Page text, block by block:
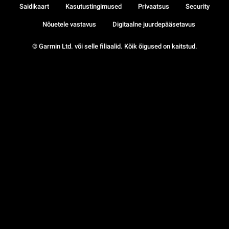
© Garmin Ltd. või selle filiaalid. Kõik õigused on kaitstud.
Saidikaart Kasutustingimused Privaatsus Security
Nõuetele vastavus Digitaalne juurdepääsetavus